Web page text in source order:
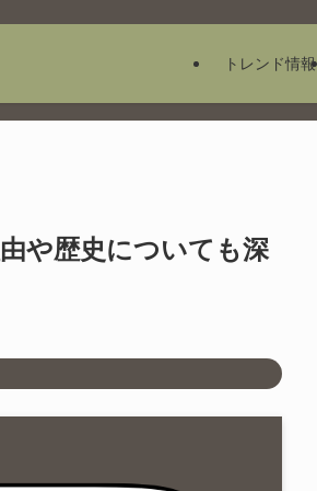
トレンド情報
や歴史についても深